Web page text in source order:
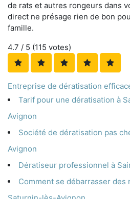
de rats et autres rongeurs dans
direct ne présage rien de bon
famille.
4.7 / 5 (115 votes)
Entreprise de dératisation
Tarif pour une dératisation à
Avignon
Société de dératisation pas
Avignon
Dératiseur professionnel à
Comment se débarrasser des